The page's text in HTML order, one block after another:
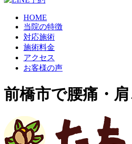
HOME
当院の特徴
対応施術
施術料金
アクセス
お客様の声
前橋市で腰痛・